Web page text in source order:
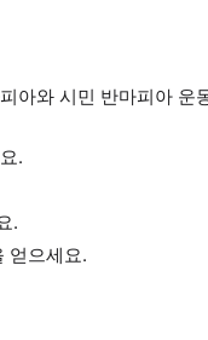
아와 시민 반마피아 운
.
.
얻으세요.